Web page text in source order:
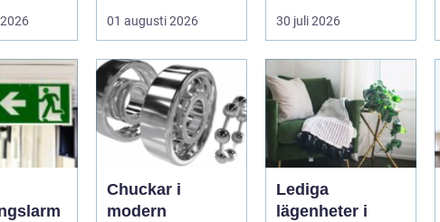
viktiga
brunnar svämmar
över, avlopp börj...
01 augusti 2026
skyddat mot väder,
insyn o...
30 juli 2026
Chuckar i
modern
Lediga
lägenheter i